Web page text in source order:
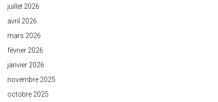
juillet 2026
avril 2026
mars 2026
février 2026
janvier 2026
novembre 2025
octobre 2025